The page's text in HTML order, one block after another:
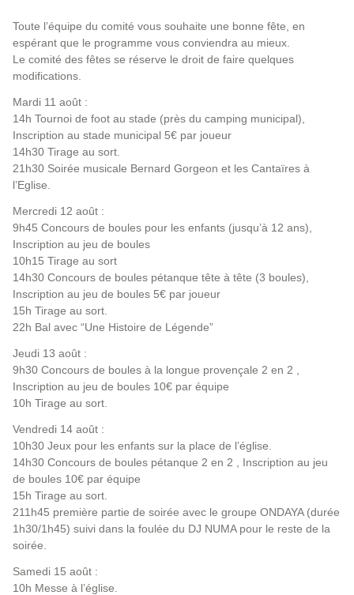
Toute l’équipe du comité vous souhaite une bonne fête, en
espérant que le programme vous conviendra au mieux.
Le comité des fêtes se réserve le droit de faire quelques
modifications.
Mardi 11 août :
14h Tournoi de foot au stade (près du camping municipal),
Inscription au stade municipal 5€ par joueur
14h30 Tirage au sort.
21h30 Soirée musicale Bernard Gorgeon et les Cantaïres à
l’Eglise.
Mercredi 12 août :
9h45 Concours de boules pour les enfants (jusqu’à 12 ans),
Inscription au jeu de boules
10h15 Tirage au sort
14h30 Concours de boules pétanque tête à tête (3 boules),
Inscription au jeu de boules 5€ par joueur
15h Tirage au sort.
22h Bal avec “Une Histoire de Légende”
Jeudi 13 août :
9h30 Concours de boules à la longue provençale 2 en 2 ,
Inscription au jeu de boules 10€ par équipe
10h Tirage au sort.
Vendredi 14 août :
10h30 Jeux pour les enfants sur la place de l’église.
14h30 Concours de boules pétanque 2 en 2 , Inscription au jeu
de boules 10€ par équipe
15h Tirage au sort.
211h45 première partie de soirée avec le groupe ONDAYA (durée
1h30/1h45) suivi dans la foulée du DJ NUMA pour le reste de la
soirée.
Samedi 15 août :
10h Messe à l’église.